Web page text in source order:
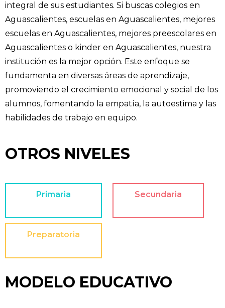
integral de sus estudiantes. Si buscas colegios en
Aguascalientes, escuelas en Aguascalientes, mejores
escuelas en Aguascalientes, mejores preescolares en
Aguascalientes o kinder en Aguascalientes, nuestra
institución es la mejor opción. Este enfoque se
fundamenta en diversas áreas de aprendizaje,
promoviendo el crecimiento emocional y social de los
alumnos, fomentando la empatía, la autoestima y las
habilidades de trabajo en equipo.
OTROS NIVELES
Primaria Secundaria
Preparatoria
MODELO EDUCATIVO